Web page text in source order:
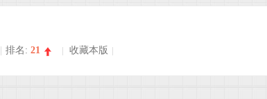
›
排名: 21 | 收藏本版 |